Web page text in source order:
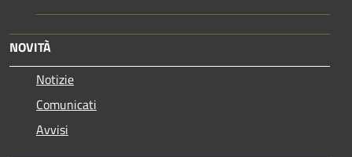
NOVITÀ
Notizie
Comunicati
Avvisi